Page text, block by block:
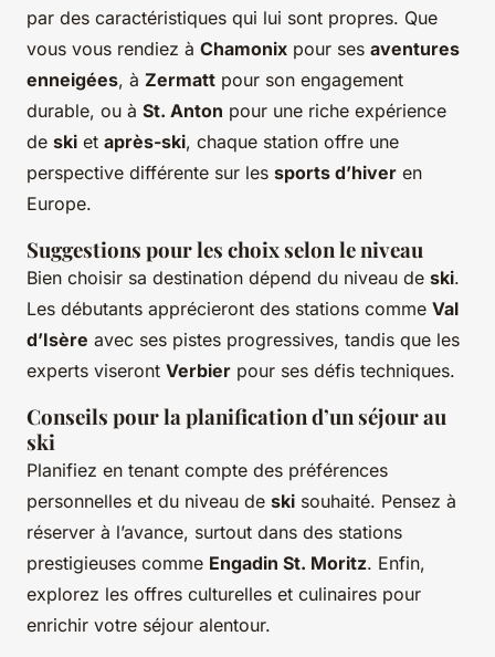
par des caractéristiques qui lui sont propres. Que
vous vous rendiez à Chamonix pour ses aventures
enneigées, à Zermatt pour son engagement
durable, ou à St. Anton pour une riche expérience
de ski et après-ski, chaque station offre une
perspective différente sur les sports d’hiver en
Europe.
Suggestions pour les choix selon le niveau
Bien choisir sa destination dépend du niveau de ski.
Les débutants apprécieront des stations comme Val
d’Isère avec ses pistes progressives, tandis que les
experts viseront Verbier pour ses défis techniques.
Conseils pour la planification d’un séjour au
ski
Planifiez en tenant compte des préférences
personnelles et du niveau de ski souhaité. Pensez à
réserver à l’avance, surtout dans des stations
prestigieuses comme Engadin St. Moritz. Enfin,
explorez les offres culturelles et culinaires pour
enrichir votre séjour alentour.